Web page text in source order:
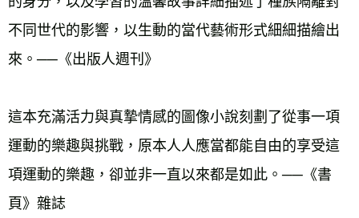
不同世代的影響，以生動的當代藝術形式細細描繪出
來。──《出版人週刊》
這本充滿活力與真摯情感的圖像小說刻劃了從事一項
運動的樂趣與挑戰，原本人人應當都能自由的享受這
項運動的樂趣，卻並非一直以來都是如此。──《書
頁》雜誌